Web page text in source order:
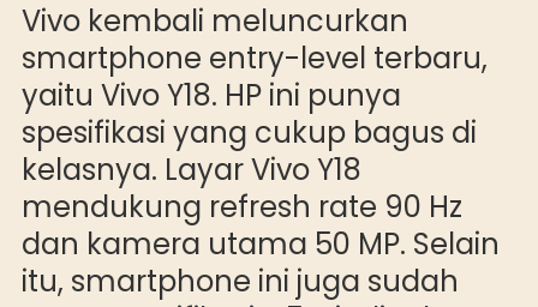
Vivo kembali meluncurkan
smartphone entry-level terbaru,
yaitu Vivo Y18. HP ini punya
spesifikasi yang cukup bagus di
kelasnya. Layar Vivo Y18
mendukung refresh rate 90 Hz
dan kamera utama 50 MP. Selain
itu, smartphone ini juga sudah